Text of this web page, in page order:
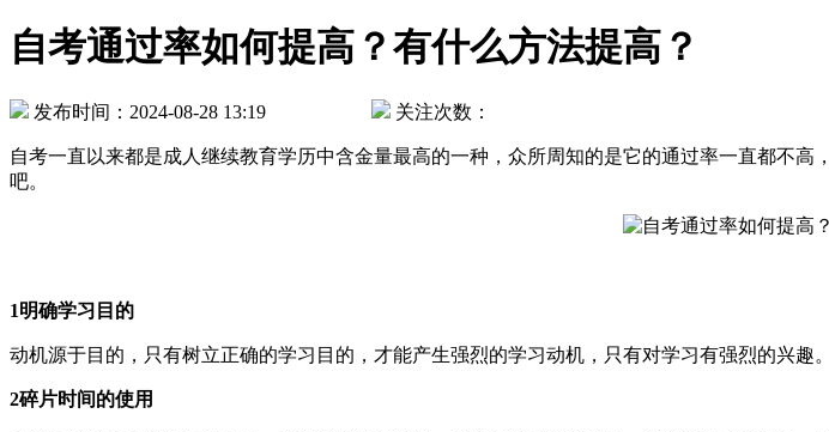
自考通过率如何提高？有什么方法提高？
发布时间：2024-08-28 13:19 关注次数：
自考一直以来都是成人继续教育学历中含金量最高的一种，众所周知的是它的通过率一直都不
吧。
1明确学习目的
动机源于目的，只有树立正确的学习目的，才能产生强烈的学习动机，只有对学习有强烈的兴趣
2碎片时间的使用